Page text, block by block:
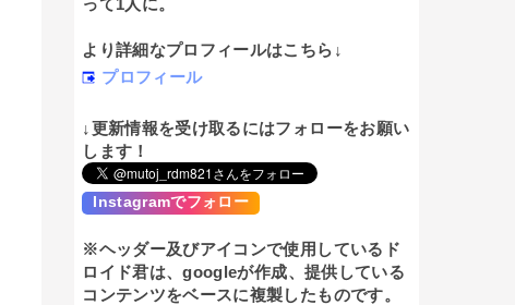
って1人に。
より詳細なプロフィールはこちら↓
プロフィール
↓更新情報を受け取るにはフォローをお願い
します！
Instagramでフォロー
※ヘッダー及びアイコンで使用しているド
ロイド君は、googleが作成、提供している
コンテンツをベースに複製したものです。